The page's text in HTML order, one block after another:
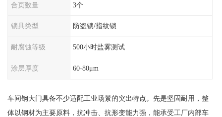
合页数量 3个
锁具类型 防盗锁/指纹锁
耐腐蚀等级 500小时盐雾测试
涂层厚度 60-80μm
车间钢大门具备不少适配工业场景的突出特点。先是坚固耐用，整
体以钢材为主要原料，抗冲击、抗形变能力强，能承受工厂内部车